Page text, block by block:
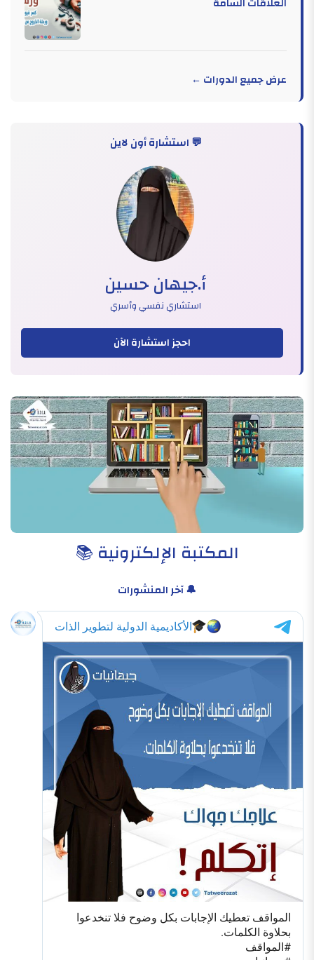
عرض جميع الدورات ←
💬 استشارة أون لاين
أ.جيهان حسين
استشاري نفسي وأسري
احجز استشارة الآن
المكتبة الإلكترونية 📚
🔔 آخر المنشورات